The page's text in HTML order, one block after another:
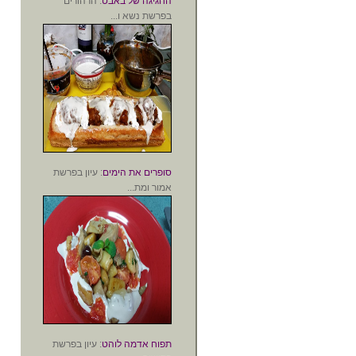
בפרשת נשא ו...
סופרים את הימים: עיון בפרשת
אמור ומת...
תפוח אדמה לוהט: עיון בפרשת